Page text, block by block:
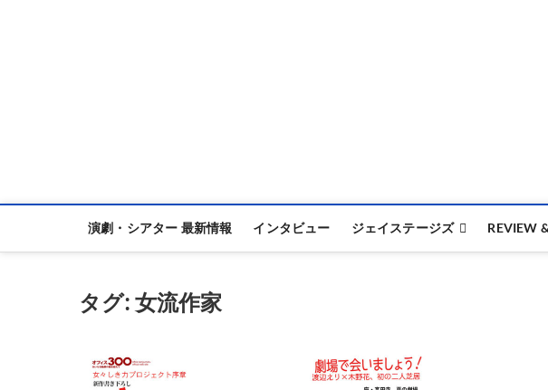
演劇・シアター 最新情報 インタビュー ジェイステージズ REVIEW
タグ:女流作家